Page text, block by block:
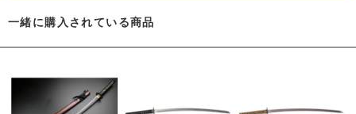
一緒に購入されている商品